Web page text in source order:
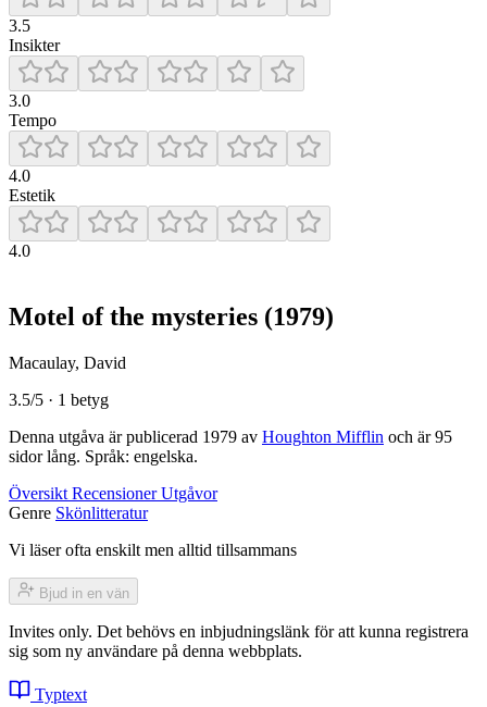
3.5
Insikter
3.0
Tempo
4.0
Estetik
4.0
Motel of the mysteries (1979)
Macaulay, David
3.5/5 · 1 betyg
Denna utgåva är publicerad 1979 av Houghton Mifflin och är 95
sidor lång. Språk: engelska.
Översikt RecensionerUtgåvor
Genre Skönlitteratur
Vi läser ofta enskilt men alltid tillsammans
Bjud in en vän
Invites only. Det behövs en inbjudningslänk för att kunna registrera
sig som ny användare på denna webbplats.
Typtext